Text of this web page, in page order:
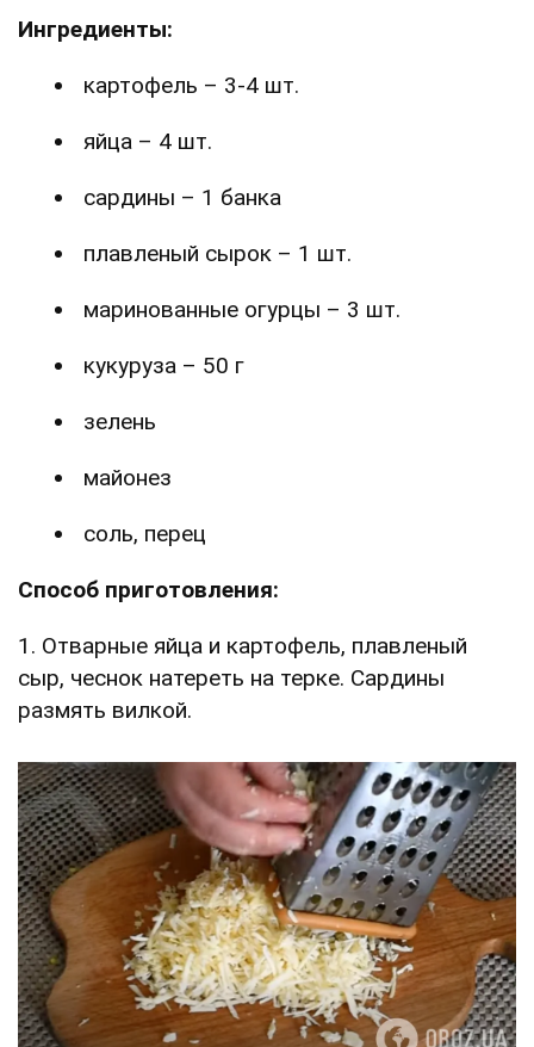
Ингредиенты:
картофель – 3-4 шт.
яйца – 4 шт.
сардины – 1 банка
плавленый сырок – 1 шт.
маринованные огурцы – 3 шт.
кукуруза – 50 г
зелень
майонез
соль, перец
Способ приготовления:
1. Отварные яйца и картофель, плавленый
сыр, чеснок натереть на терке. Сардины
размять вилкой.